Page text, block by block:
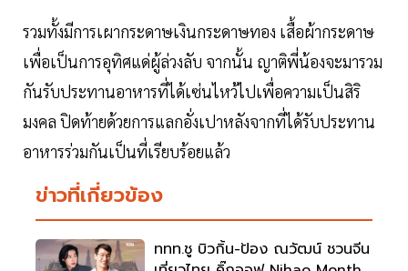
รวมทั้งมีการเผากระดาษเงินกระดาษทอง เสื้อผ้ากระดาษ
เพื่อเป็นการอุทิศแด่ผู้ล่วงลับ จากนั้น ญาติพี่น้องจะมารวม
กันรับประทานอาหารที่ได้เซ่นไหว้ไปเพื่อความเป็นสิริ
มงคล ปิดท้ายด้วยการแลกอั่งเปาหลังจากที่ได้รับประทาน
อาหารร่วมกันเป็นที่เรียบร้อยแล้ว
ข่าวที่เกี่ยวข้อง
ททท.ชู บิวกิ้น-ป้อง ณวัฒน์ ชวนจีน